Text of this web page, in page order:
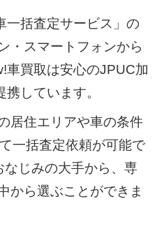
一括査定サービス」の
・スマートフォンから
車買取は安心のJPUC加
携しています。
居住エリアや車の条件
一括査定依頼が可能で
じみの大手から、専
から選ぶことができま